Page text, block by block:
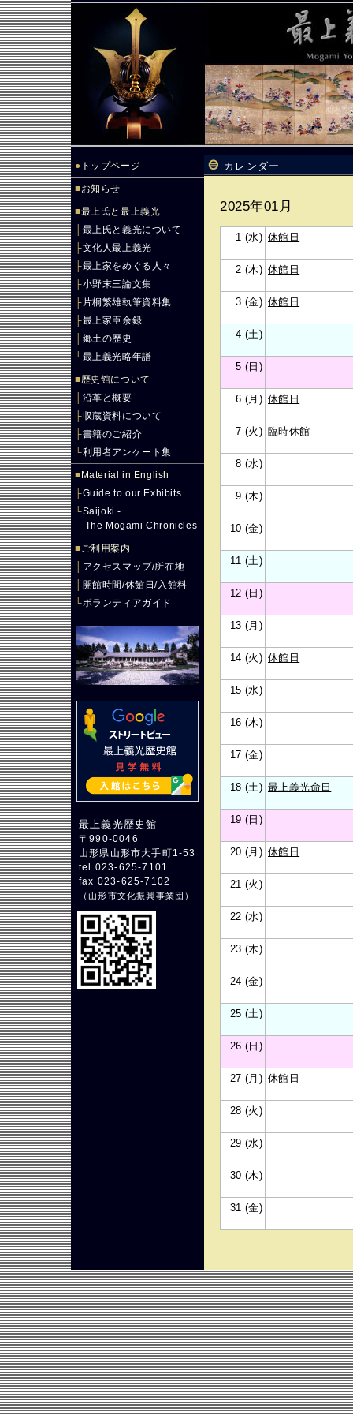
● トップページ
■お知らせ
■最上氏と最上義光
├最上氏と義光について
├文化人最上義光
├最上家をめぐる人々
├小野末三論文集
├ 片桐繁雄執筆資料集
├最上家臣余録
├郷土の歴史
└最上義光略年譜
■歴史館について
├沿革と概要
├収蔵資料について
├書籍のご紹介
└利用者アンケート集
■ Material in English
├Guide to our Exhibits
└Saijoki -
The Mogami Chronicles -
■ご利用案内
├アクセスマップ/所在地
├開館時間/休館日/入館料
└ボランティアガイド
最上義光歴史館
〒990-0046
山形県山形市大手町1-53
tel 023-625-7101
fax 023-625-7102
（山形市文化振興事業団 ）
カレンダー
2025年01月
1 (水) 休館日
2 (木) 休館日
3 (金) 休館日
4 (土)
5 (日)
6 (月) 休館日
7 (火) 臨時休館
8 (水)
9 (木)
10 (金)
11 (土)
12 (日)
13 (月)
14 (火) 休館日
15 (水)
16 (木)
17 (金)
18 (土) 最上義光命日
19 (日)
20 (月) 休館日
21 (火)
22 (水)
23 (木)
24 (金)
25 (土)
26 (日)
27 (月) 休館日
28 (火)
29 (水)
30 (木)
31 (金)